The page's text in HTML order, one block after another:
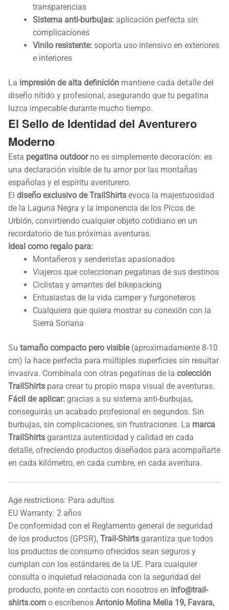
transparencias
Sistema anti-burbujas: aplicación perfecta sin
complicaciones
Vinilo resistente: soporta uso intensivo en exteriores
e interiores
La impresión de alta definición mantiene cada detalle del
diseño nítido y profesional, asegurando que tu pegatina
luzca impecable durante mucho tiempo.
El Sello de Identidad del Aventurero
Moderno
Esta pegatina outdoorno es simplemente decoración: es
una declaración visible de tu amor por las montañas
españolas y el espíritu aventurero.
El diseño exclusivo de TrailShirts evoca la majestuosidad
de la Laguna Negra y la imponencia de los Picos de
Urbión, convirtiendo cualquier objeto cotidiano en un
recordatorio de tus próximas aventuras.
Ideal como regalo para:
Montañeros y senderistas apasionados
Viajeros que coleccionan pegatinas de sus destinos
Ciclistas y amantes del bikepacking
Entusiastas de la vida camper y furgoneteros
Cualquiera que quiera mostrar su conexión con la
Sierra Soriana
Su tamaño compacto pero visible(aproximadamente 8-10
cm) la hace perfecta para múltiples superficies sin resultar
invasiva. Combínala con otras pegatinas de la colección
TrailShirts para crear tu propio mapa visual de aventuras.
Fácil de aplicar: gracias a su sistema anti-burbujas,
conseguirás un acabado profesional en segundos. Sin
burbujas, sin complicaciones, sin frustraciones. La marca
TrailShirts garantiza autenticidad y calidad en cada
detalle, ofreciendo productos diseñados para acompañarte
en cada kilómetro, en cada cumbre, en cada aventura.
Age restrictions: Para adultos
EU Warranty: 2 años
De conformidad con el Reglamento general de seguridad
de los productos (GPSR), Trail-Shirts garantiza que todos
los productos de consumo ofrecidos sean seguros y
cumplan con los estándares de la UE. Para cualquier
consulta o inquietud relacionada con la seguridad del
producto, ponte en contacto con nosotros en info@trail-
shirts.com o escríbenos Antonio Molina Melia 19, Favara,